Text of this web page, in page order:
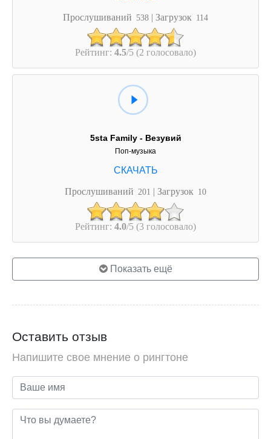
Прослушиваний 538 | Загрузок 114
Рейтинг: 4.5/5 (2 голосовало)
5sta Family - Везувий
Поп-музыка
Прослушиваний 201 | Загрузок 10
Рейтинг: 4.0/5 (3 голосовало)
Показать ещё
Оставить отзыв
Напишите свое мнение о рингтоне